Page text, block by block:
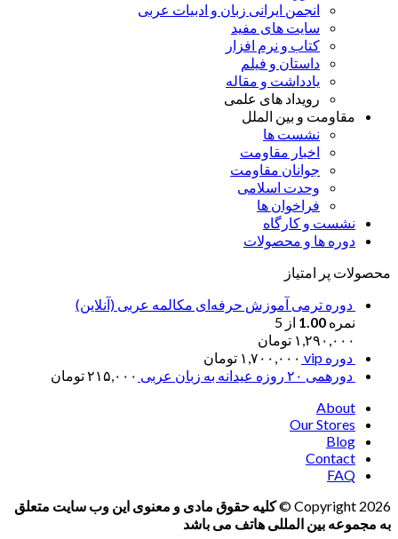
انجمن ایرانی زبان و ادبیات عربی
سایت های مفید
کتاب و نرم افزار
داستان و فیلم
یادداشت و مقاله
رویداد های علمی
مقاومت و بین الملل
نشست ها
اخبار مقاومت
جوانان مقاومت
وحدت اسلامی
فراخوان ها
نشست و کارگاه
دوره ها و محصولات
محصولات پر امتیاز
دوره ترمی آموزش حرفه‌ای مکالمه عربی (آنلاین)
نمره 1.00 از 5
۱,۲۹۰,۰۰۰ تومان
دوره vip
۱,۷۰۰,۰۰۰ تومان
دورهمی ۲۰ روزه عیدانه به زبان عربی
۲۱۵,۰۰۰تومان
About
Our Stores
Blog
Contact
FAQ
Copyright 2026 ©
کلیه حقوق مادی و معنوی این وب سایت متعلق
به مجموعه بین المللی هاتف می باشد